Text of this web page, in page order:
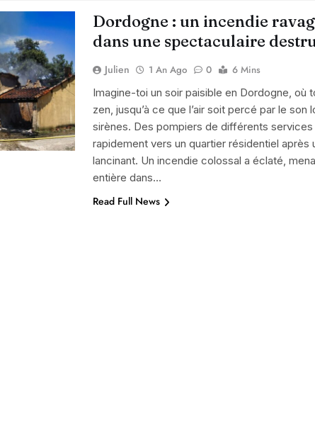
Dordogne : un incendie
dans une spectaculaire
Julien 1 An Ago 0
6 Mins
Imagine-toi un soir paisible en Dordogne, où
zen, jusqu’à ce que l’air soit percé par le son
sirènes. Des pompiers de différents
rapidement vers un quartier résidentiel après
lancinant. Un incendie colossal a éclaté,
entière dans…
Read Full News